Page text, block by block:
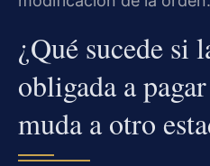
¿Qué sucede si
obligada a
muda a otro